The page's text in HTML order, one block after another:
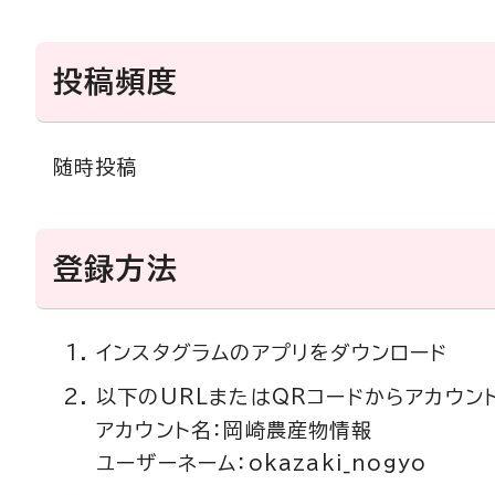
投稿頻度
随時投稿
登録方法
インスタグラムのアプリをダウンロード
以下のURLまたはQRコードからアカウン
アカウント名：岡崎農産物情報
ユーザーネーム：okazaki_nogyo